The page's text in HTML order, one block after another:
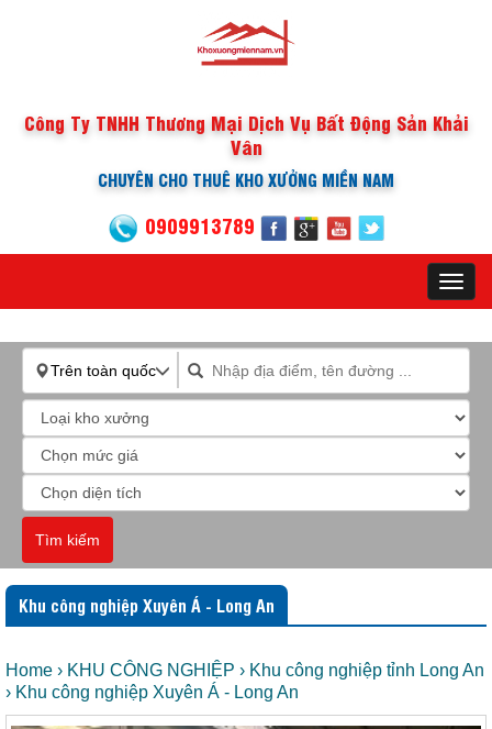
Công Ty TNHH Thương Mại Dịch Vụ Bất Động Sản Khải
Vân
CHUYÊN CHO THUÊ KHO XƯỞNG MIỀN NAM
0909913789
Trên toàn quốc
Tìm kiếm
Khu công nghiệp Xuyên Á - Long An
Home › KHU CÔNG NGHIỆP › Khu công nghiệp tỉnh Long An
› Khu công nghiệp Xuyên Á - Long An